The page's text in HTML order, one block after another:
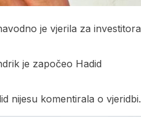
je vjerila za investitora
je započeo Hadid
nijesu komentirala o vjeridbi.